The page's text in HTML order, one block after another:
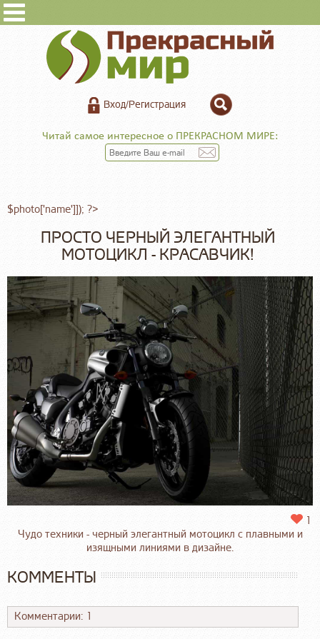
Вход/Регистрация
Читай самое интересное о ПРЕКРАСНОМ МИРЕ:
$photo['name']]); ?>
ПРОСТО ЧЕРНЫЙ ЭЛЕГАНТНЫЙ
МОТОЦИКЛ - КРАСАВЧИК!
1
Чудо техники - черный элегантный мотоцикл с плавными и
изящными линиями в дизайне.
КОММЕНТЫ
Комментарии: 1